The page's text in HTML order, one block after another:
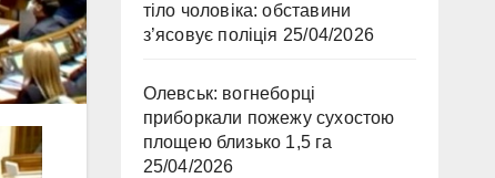
тіло чоловіка: обставини
з’ясовує поліція 25/04/2026
Олевськ: вогнеборці
приборкали пожежу сухостою
площею близько 1,5 га
25/04/2026